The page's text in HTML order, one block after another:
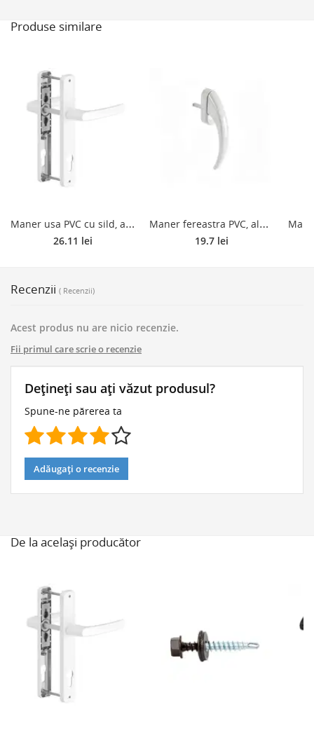
Produse similare
M
aner usa PVC cu sild, aluminiu, alb RAL 9016, 85 mm
26.11 lei
M
aner fereastra PVC, aluminiu, curbat, alb RAL 9016, Acustic
19.7 lei
Recenzii ( Recenzii)
Acest produs nu are nicio recenzie.
Fii primul care scrie o recenzie
Dețineți sau ați văzut produsul?
Spune-ne părerea ta
Adăugați o recenzie
De la același producător